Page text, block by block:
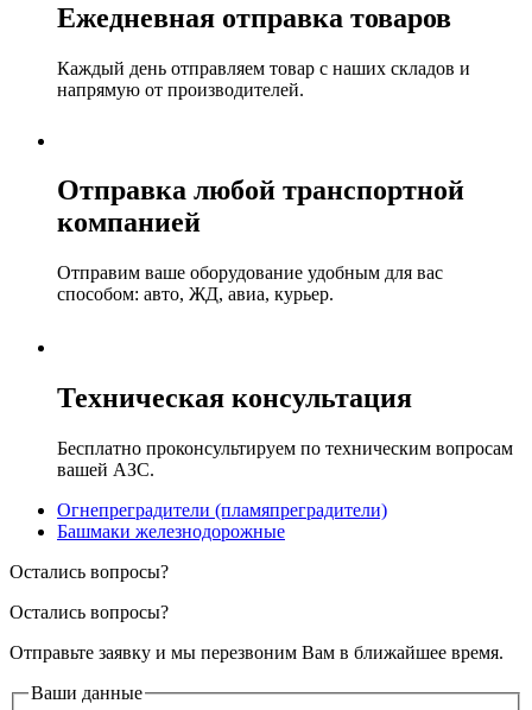
Ежедневная отправка товаров
Каждый день отправляем товар с наших складов и
напрямую от производителей.
Отправка любой транспортной
компанией
Отправим ваше оборудование удобным для вас
способом: авто, ЖД, авиа, курьер.
Техническая консультация
Бесплатно проконсультируем по техническим вопросам
вашей АЗС.
Огнепреградители (пламяпреградители)
Башмаки железнодорожные
Остались вопросы?
Остались вопросы?
Отправьте заявку и мы перезвоним Вам в ближайшее время.
Ваши данные